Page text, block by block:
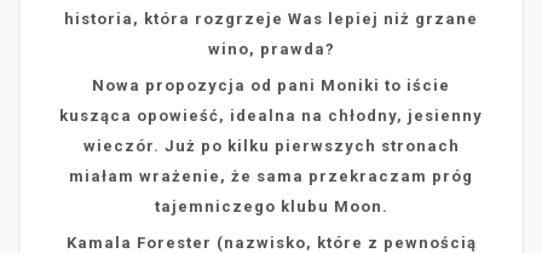
historia, która rozgrzeje Was lepiej niż grzane
wino, prawda?
Nowa propozycja od pani Moniki to iście
kusząca opowieść, idealna na chłodny, jesienny
wieczór. Już po kilku pierwszych stronach
miałam wrażenie, że sama przekraczam próg
tajemniczego klubu Moon.
Kamala Forester (nazwisko, które z pewnością